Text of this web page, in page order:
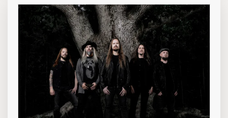
Objekte,. Die stärksten Abnehmermärkte sind Deutschland und die
Niederlande. Aus diesem Anlass wird nun erstmals ein eigens
angefertigtes Märklin-Modell direkt auf der Plattform versteigert. Bei
dem Auktionsobjekt handelt es sich um den Orginal „Devil Train“, der